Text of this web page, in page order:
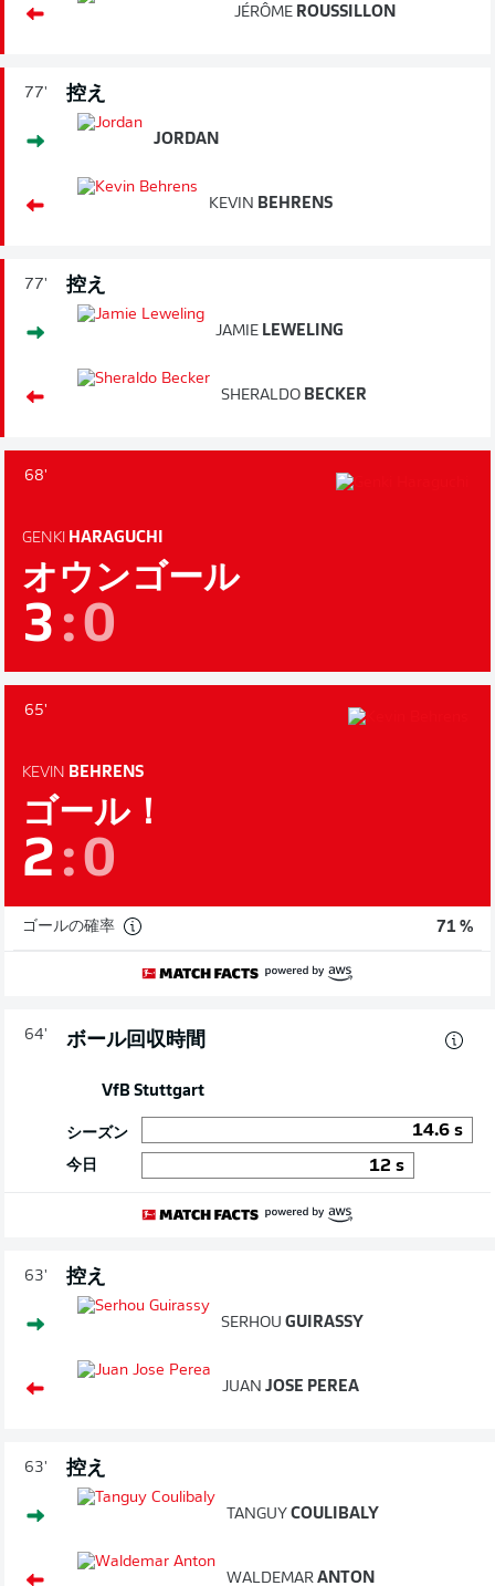
JÉRÔME ROUSSILLON
77' 控え
JORDAN
KEVIN BEHRENS
77' 控え
JAMIE LEWELING
SHERALDO BECKER
68'
GENKI HARAGUCHI
オウンゴール
3 :0
65'
KEVIN BEHRENS
ゴール！
2:0
ゴールの確率 71 %
64' ボール回収時間
VfB Stuttgart
シーズン
今日
14.6 s
12 s
63' 控え
SERHOU GUIRASSY
JUAN JOSE PEREA
63' 控え
TANGUY COULIBALY
WALDEMAR ANTON